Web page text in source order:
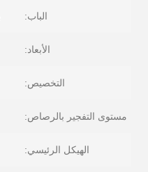
الباب:
الأبعاد:
التخصيص:
مستوى التفجير بالرصاص:
الهيكل الرئيسي: